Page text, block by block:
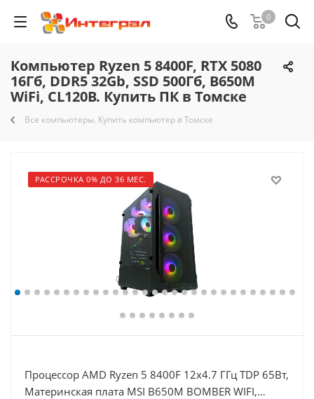
0
Компьютер Ryzen 5 8400F, RTX 5080
16Гб, DDR5 32Gb, SSD 500Гб, B650M
WiFi, CL120B. Купить ПК в Томске
Все компьютеры. Купить компьютер в Томске
РАССРОЧКА 0% ДО 36 МЕС.
Процессор AMD Ryzen 5 8400F 12x4.7 ГГц TDP 65Вт,
Материнская плата MSI B650M BOMBER WIFI,